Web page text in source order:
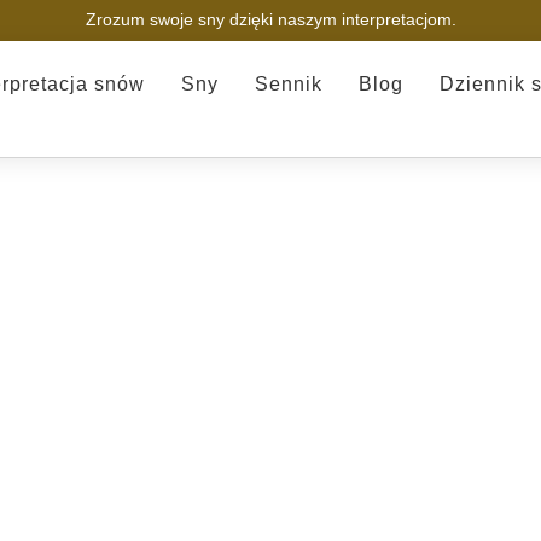
Zrozum swoje sny dzięki naszym interpretacjom.
snów Sny Sennik Blog Dziennik